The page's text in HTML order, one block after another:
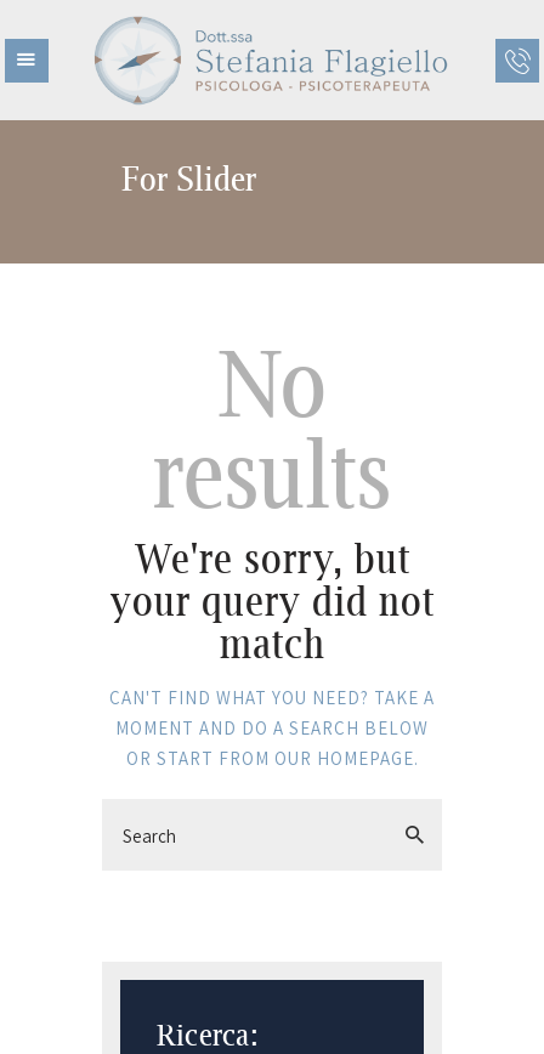
For Slider
HOME
CHI NON SONO
CENTRO KAIROSNo
results
We're sorry, but
your query did not
match
CAN'T FIND WHAT YOU NEED? TAKE A
MOMENT AND DO A SEARCH BELOW
OR START FROM OUR HOMEPAGE.
Ricerca: